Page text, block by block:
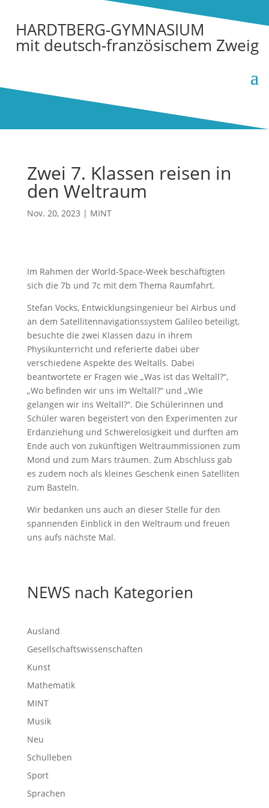
HARDTBERG-GYMNASIUM
mit deutsch-französischem Zweig
Zwei 7. Klassen reisen in
den Weltraum
Nov. 20, 2023 | MINT
Im Rahmen der World-Space-Week beschäftigten
sich die 7b und 7c mit dem Thema Raumfahrt.
Stefan Vocks, Entwicklungsingenieur bei Airbus und
an dem Satellitennavigationssystem Galileo beteiligt,
besuchte die zwei Klassen dazu in ihrem
Physikunterricht und referierte dabei über
verschiedene Aspekte des Weltalls. Dabei
beantwortete er Fragen wie „Was ist das Weltall?“,
„Wo befinden wir uns im Weltall?“ und „Wie
gelangen wir ins Weltall?“. Die Schülerinnen und
Schüler waren begeistert von den Experimenten zur
Erdanziehung und Schwerelosigkeit und durften am
Ende auch von zukünftigen Weltraummissionen zum
Mond und zum Mars träumen. Zum Abschluss gab
es zudem noch als kleines Geschenk einen Satelliten
zum Basteln.
Wir bedanken uns auch an dieser Stelle für den
spannenden Einblick in den Weltraum und freuen
uns aufs nächste Mal.
NEWS nach Kategorien
Ausland
Gesellschaftswissenschaften
Kunst
Mathematik
MINT
Musik
Neu
Schulleben
Sport
Sprachen